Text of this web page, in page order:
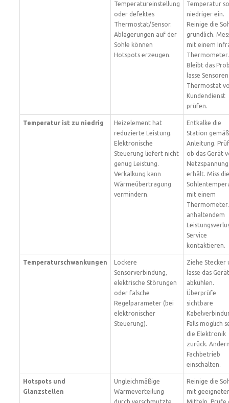
Temperatureinstellung
oder defektes
Thermostat/Sensor.
Ablagerungen auf der
Sohle können
Hotspots erzeugen.
Temperatur
niedriger ein.
Reinige die
gründlich.
mit einem
Thermometer.
Bleibt das
lasse
Thermostat
Kundendienst
prüfen.
Temperatur ist zu niedrig
Heizelement hat
reduzierte Leistung.
Elektronische
Steuerung liefert nicht
genug Leistung.
Verkalkung kann
Wärmeübertragung
vermindern.
Entkalke die
Station gemäß
Anleitung.
ob das Gerät
Netzspannung
erhält. Miss die
mit einem
anhaltendem
Service
kontaktieren.
Temperaturschwankungen
Lockere
Sensorverbindung,
elektrische Störungen
oder falsche
Regelparameter (bei
elektronischer
Steuerung).
Ziehe Stecker
lasse das Gerät
abkühlen.
Überprüfe
sichtbare
Falls möglich
die Elektronik
zurück.
Fachbetrieb
einschalten.
Hotspots und
Glanzstellen
Ungleichmäßige
Wärmeverteilung
Reinige die
mit